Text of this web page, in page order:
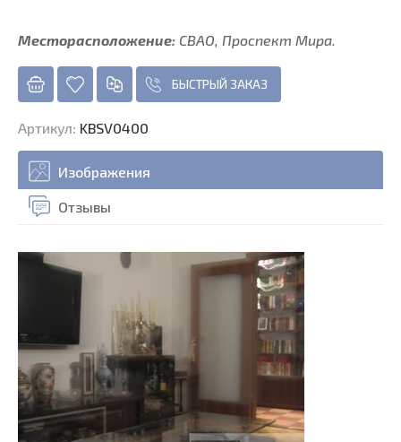
Месторасположение: СВАО, Проспект Мира.
БЫСТРЫЙ ЗАКАЗ
Артикул: KBSV0400
Изображения
Отзывы